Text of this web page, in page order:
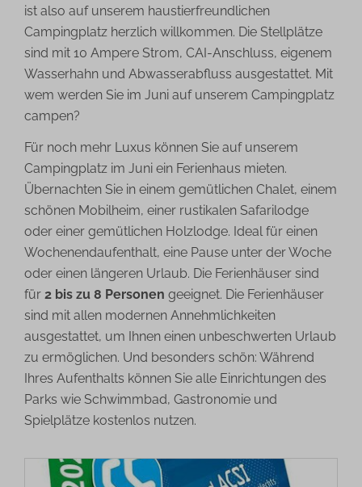
ist also auf unserem haustierfreundlichen
Campingplatz herzlich willkommen. Die Stellplätze
sind mit 10 Ampere Strom, CAI-Anschluss, eigenem
Wasserhahn und Abwasserabfluss ausgestattet. Mit
wem werden Sie im Juni auf unserem Campingplatz
campen?
Für noch mehr Luxus können Sie auf unserem
Campingplatz im Juni ein Ferienhaus mieten.
Übernachten Sie in einem gemütlichen Chalet, einem
schönen Mobilheim, einer rustikalen Safarilodge
oder einer gemütlichen Holzlodge. Ideal für einen
Wochenendaufenthalt, eine Pause unter der Woche
oder einen längeren Urlaub. Die Ferienhäuser sind
für2 bis zu 8 Personen geeignet. Die Ferienhäuser
sind mit allen modernen Annehmlichkeiten
ausgestattet, um Ihnen einen unbeschwerten Urlaub
zu ermöglichen. Und besonders schön: Während
Ihres Aufenthalts können Sie alle Einrichtungen des
Parks wie Schwimmbad, Gastronomie und
Spielplätze kostenlos nutzen.